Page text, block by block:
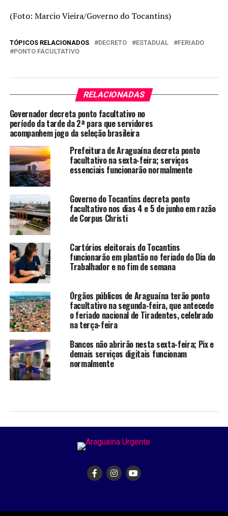
(Foto: Marcio Vieira/Governo do Tocantins)
TÓPICOS RELACIONADOS DECRETO ESTADUAL
FERIADO
PONTO FACULTATIVO
RELACIONADAS
Governador decreta ponto facultativo no
período da tarde da 2ª para que servidores
acompanhem jogo da seleção brasileira
Prefeitura de Araguaína decreta ponto
facultativo na sexta-feira; serviços
essenciais funcionarão normalmente
Governo do Tocantins decreta ponto
facultativo nos dias 4 e 5 de junho em razão
de Corpus Christi
Cartórios eleitorais do Tocantins
funcionarão em plantão no feriado do Dia do
Trabalhador e no fim de semana
Órgãos públicos de Araguaína terão ponto
facultativo na segunda-feira, que antecede
o feriado nacional de Tiradentes, celebrado
na terça-feira
Bancos não abrirão nesta sexta-feira; Pix e
demais serviços digitais funcionam
normalmente